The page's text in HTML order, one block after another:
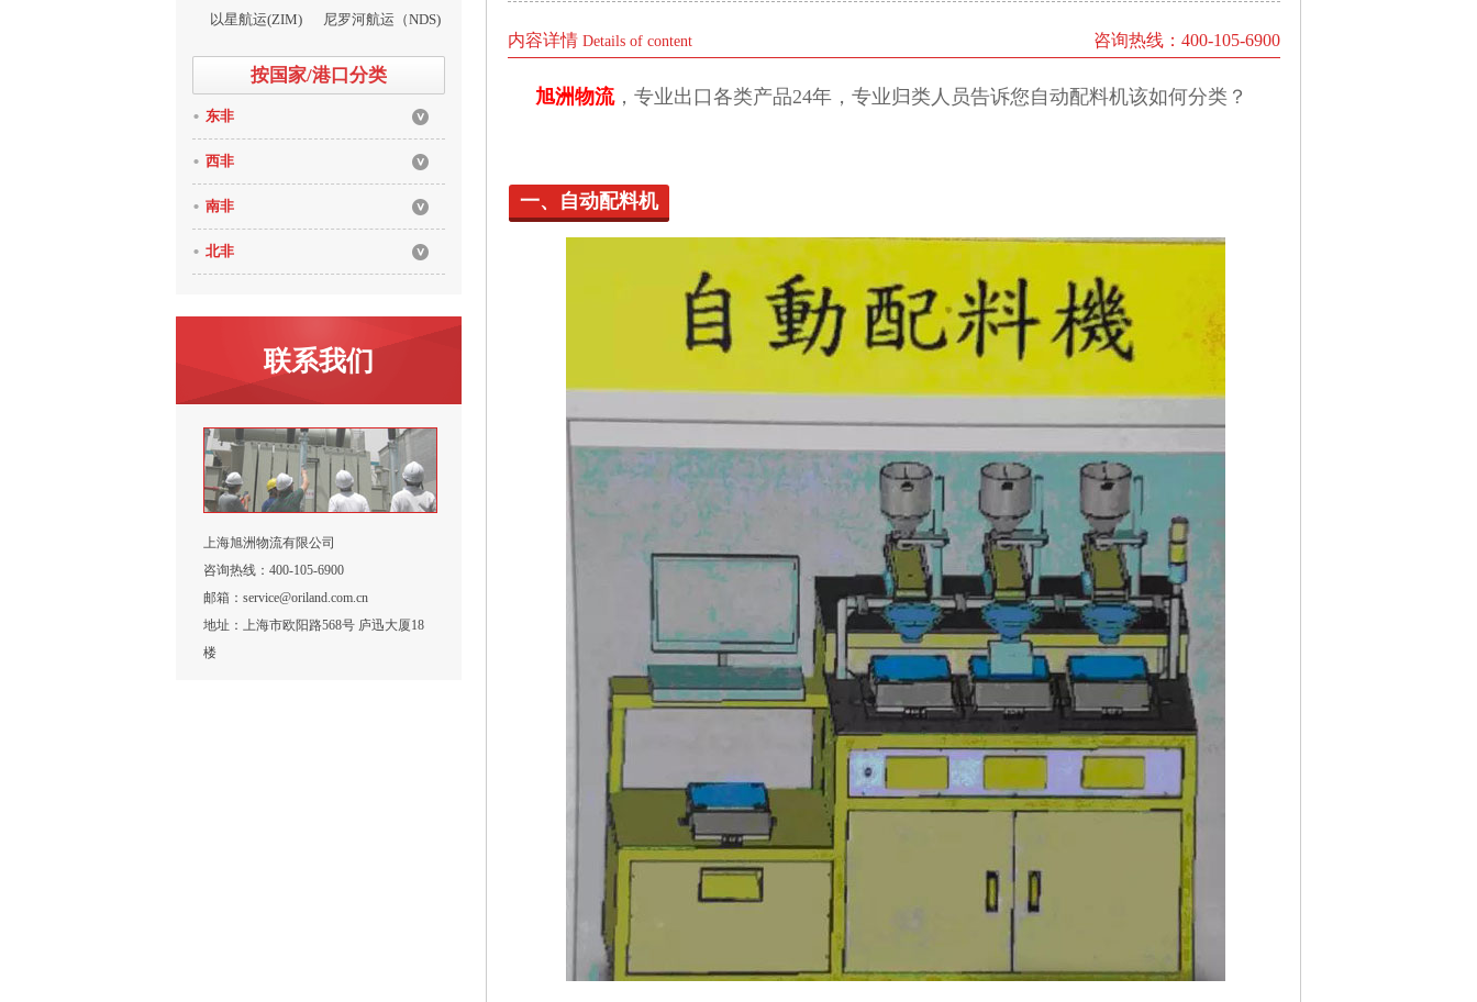
以星航运(ZIM) 尼罗河航运（NDS)
按国家/港口分类
东非
西非
南非
北非
联系我们
上海旭洲物流有限公司
咨询热线：400-105-6900
邮箱：service@oriland.com.cn
地址：上海市欧阳路568号 庐迅大厦18
楼
内容详情Details of content 咨询热线：400-105-6900
旭洲物流，专业出口各类产品24年，专业归类人员告诉您自动配料机该如何分类？
一、自动配料机